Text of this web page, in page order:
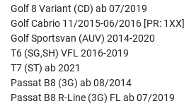
Golf 8 Variant (CD) ab 07/2019
Golf Cabrio 11/2015-06/2016 [PR: 1XX]
Golf Sportsvan (AUV) 2014-2020
T6 (SG,SH) VFL 2016-2019
T7 (ST) ab 2021
Passat B8 (3G) ab 08/2014
Passat B8 R-Line (3G) FL ab 07/2019